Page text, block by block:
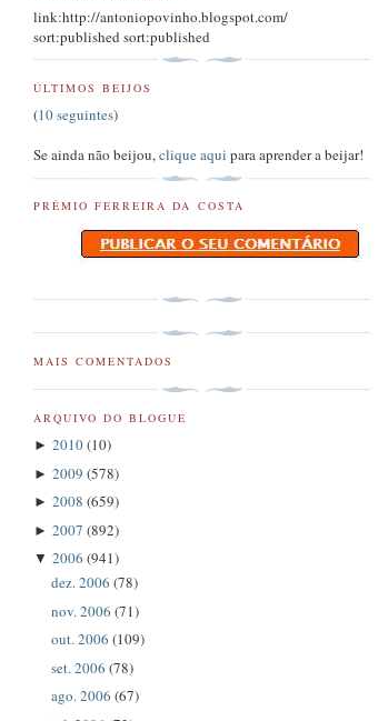
link:http://antoniopovinho.blogspot.com/
sort:published sort:published
ÚLTIMOS BEIJOS
(10 seguintes)
Se ainda não beijou,clique aqui para aprender a beijar!
PRÉMIO FERREIRA DA COSTA
MAIS COMENTADOS
ARQUIVO DO BLOGUE
► 2010(10)
► 2009 (578)
► 2008 (659)
► 2007 (892)
▼ 2006 (941)
dez. 2006 (78)
nov. 2006 (71)
out. 2006 (109)
set. 2006 (78)
ago. 2006 (67)